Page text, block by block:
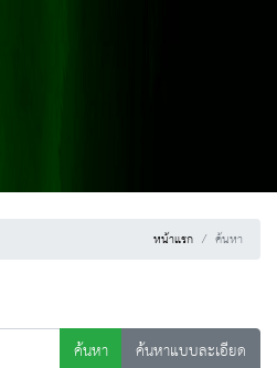
หน้าแรก ค้นหา
ค้นหา
ค้นหาแบบละเอียด